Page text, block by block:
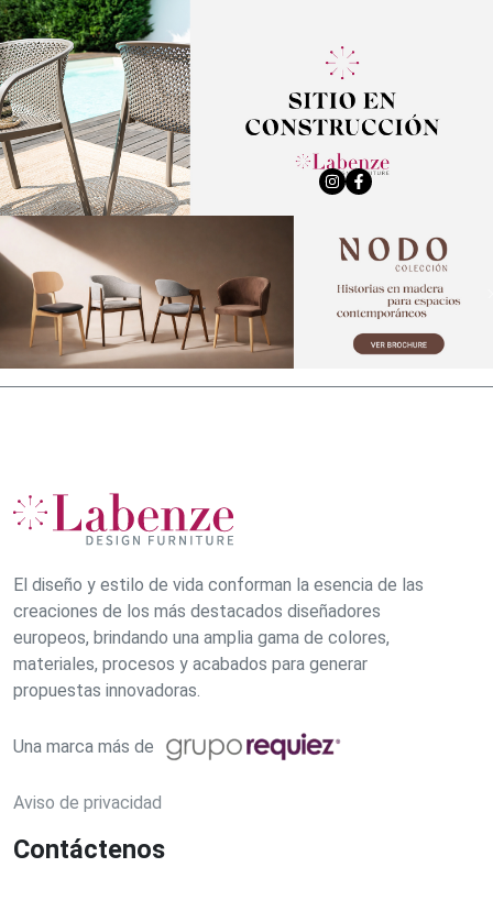
El diseño y estilo de vida conforman la esencia de las
creaciones de los más destacados diseñadores
europeos, brindando una amplia gama de colores,
materiales, procesos y acabados para generar
propuestas innovadoras.
Una marca más de
Aviso de privacidad
Contáctenos